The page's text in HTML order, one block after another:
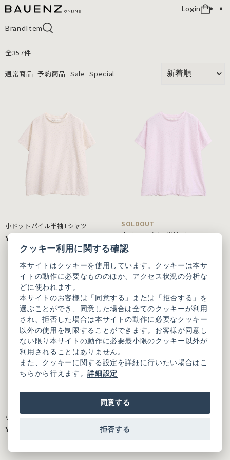
Login
BrandItem
全357件
通常商品 予約商品 Sale Special
小ドットパイル半袖Tシャツ
¥8,250
SOLDOUT
小ドットパイル半袖Tシャツ
¥8,250
小ドットパイル半袖Tシャツ
¥8,250
コットンジョーゼットドット フリ
ルギャザー パンツ
¥19,800
クッキー利用に関する確認
本サイトはクッキーを使用しています。クッキーは本サ
イトの動作に必要なもののほか、アクセス状況の分析な
どに使われます。
本サイトのお客様は「同意する」または「拒否する」を
選ぶことができ、同意した場合は全てのクッキーが利用
され、拒否した場合は本サイトの動作に必要なクッキー
以外の使用を制限することができます。お客様が同意し
ない限り本サイトの動作に必要最小限のクッキー以外が
利用されることはありません。
また、クッキーに関する設定を詳細に行いたい場合はこ
ちらから行えます。詳細設定
同意する
拒否する